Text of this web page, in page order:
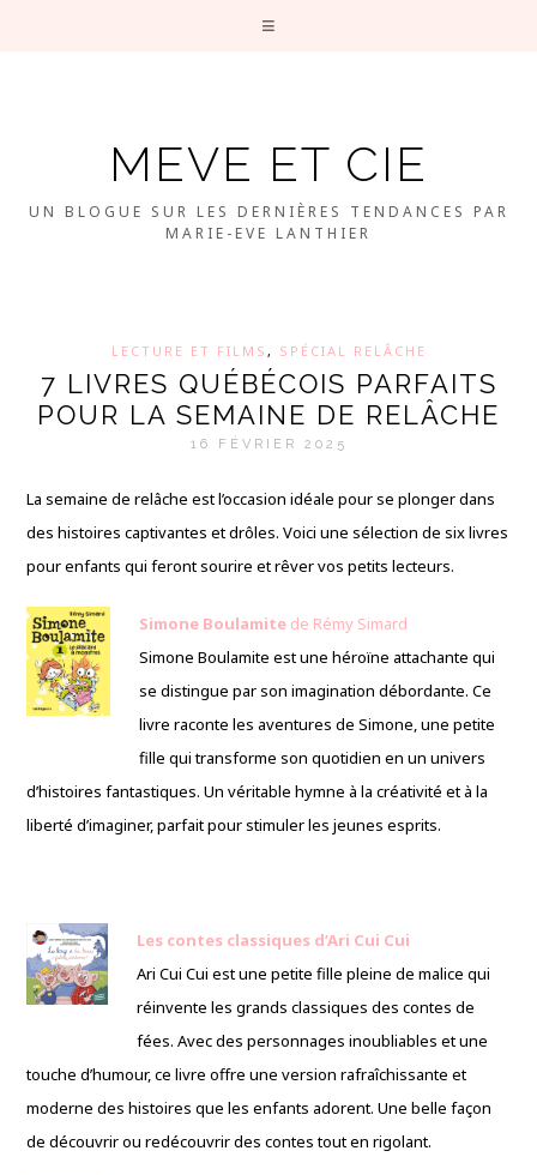
MEVE ET CIE
UN BLOGUE SUR LES DERNIÈRES TENDANCES PAR
MARIE-EVE LANTHIER
LECTURE ET FILMS , SPÉCIAL RELÂCHE
7 LIVRES QUÉBÉCOIS PARFAITS
POUR LA SEMAINE DE RELÂCHE
16 FÉVRIER 2025
La semaine de relâche est l’occasion idéale pour se plonger dans
des histoires captivantes et drôles. Voici une sélection de six livres
pour enfants qui feront sourire et rêver vos petits lecteurs.
Simone Boulamite de Rémy Simard
Simone Boulamite est une héroïne attachante qui
se distingue par son imagination débordante. Ce
livre raconte les aventures de Simone, une petite
fille qui transforme son quotidien en un univers
d’histoires fantastiques. Un véritable hymne à la créativité et à la
liberté d’imaginer, parfait pour stimuler les jeunes esprits.
Les contes classiques d’Ari Cui Cui
Ari Cui Cui est une petite fille pleine de malice qui
réinvente les grands classiques des contes de
fées. Avec des personnages inoubliables et une
touche d’humour, ce livre offre une version rafraîchissante et
moderne des histoires que les enfants adorent. Une belle façon
de découvrir ou redécouvrir des contes tout en rigolant.